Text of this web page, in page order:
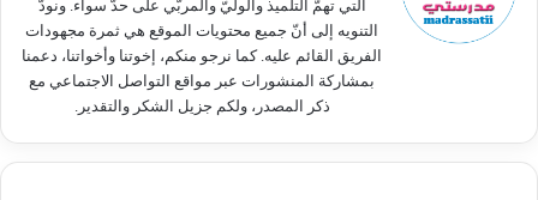
التي تهمّ التلميذ والوليّ والمربّي على حدّ سواء. ونودّ
التنويه إلى أنّ جميع محتويات الموقع هي ثمرة مجهودات
الفريق القائم عليه. كما نرجو منكم، إخوتنا وأخواتنا، دعمنا
بمشاركة المنشورات عبر مواقع التواصل الاجتماعي مع
ذكر المصدر، ولكم جزيل الشكر والتقدير.